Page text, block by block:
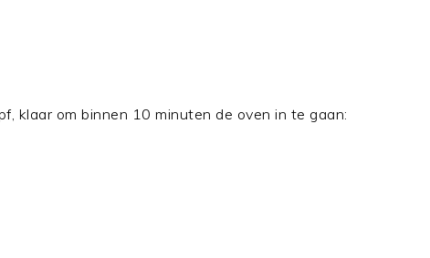
klaar om binnen 10 minuten de oven in te gaan: